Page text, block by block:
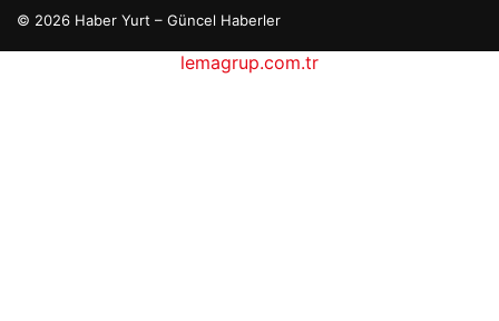
© 2026 Haber Yurt – Güncel Haberler
lemagrup.com.tr